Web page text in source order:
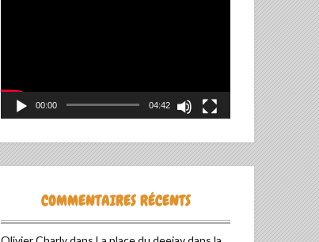
00:00 04:42
COMMENTAIRES RÉCENTS